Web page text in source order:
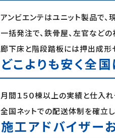
アンビエンテはユニット製品で
一括発注で、鉄骨屋、左官など
廊下床と階段踏板には押出成形
どこよりも安く全
月間１５０棟以上の実績と仕入れ
全国ネットでの配送体制を確立し
施工アドバイザー